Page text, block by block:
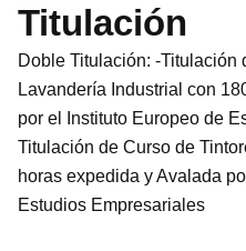
Titulación
Doble Titulación: -Titulación
Lavandería Industrial con
por el Instituto Europeo de
Titulación de Curso de
horas expedida y Avalada
Estudios Empresariales